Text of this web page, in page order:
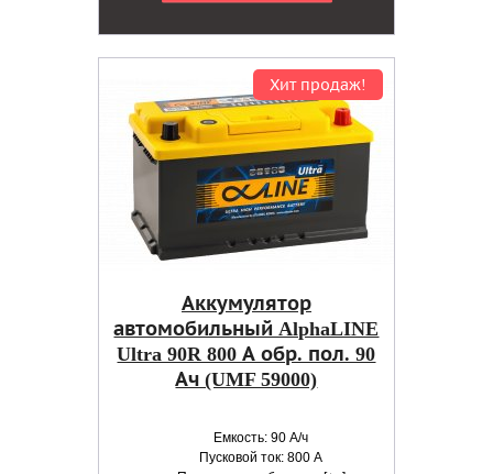
Хит продаж!
Аккумулятор
автомобильный AlphaLINE
Ultra 90R 800 А обр. пол. 90
Ач (UMF 59000)
Емкость: 90 А/ч
Пусковой ток: 800 А